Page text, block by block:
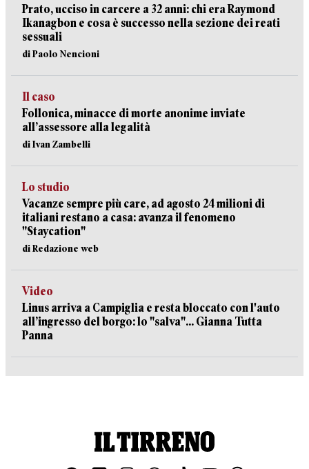
Prato, ucciso in carcere a 32 anni: chi era Raymond
Ikanagbon e cosa è successo nella sezione dei reati
sessuali
di Paolo Nencioni
Il caso
Follonica, minacce di morte anonime inviate
all’assessore alla legalità
di Ivan Zambelli
Lo studio
Vacanze sempre più care, ad agosto 24 milioni di
italiani restano a casa: avanza il fenomeno
"Staycation"
di Redazione web
Video
Linus arriva a Campiglia e resta bloccato con l'auto
all’ingresso del borgo: lo "salva"... Gianna Tutta
Panna